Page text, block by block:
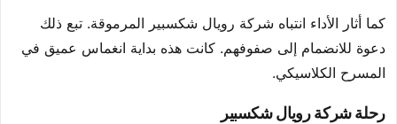
كما أثار الأداء انتباه شركة رويال شكسبير المرموقة. تبع ذلك
دعوة للانضمام إلى صفوفهم. كانت هذه بداية انغماس عميق في
المسرح الكلاسيكي.
رحلة شركة رويال شكسبير